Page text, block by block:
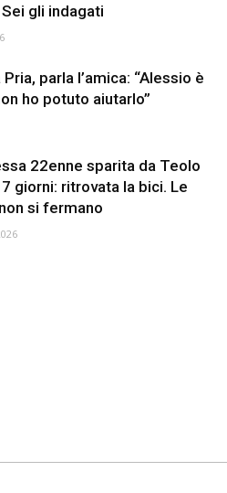
gli indagati
parla l’amica: “Alessio è
ho potuto aiutarlo”
22enne sparita da Teolo
giorni: ritrovata la bici. Le
si fermano